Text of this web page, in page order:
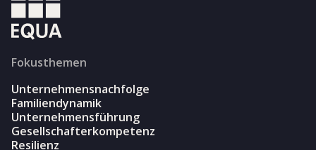
Fokusthemen
Unternehmensnachfolge
Familiendynamik
Unternehmensführung
Gesellschafterkompetenz
Resilienz